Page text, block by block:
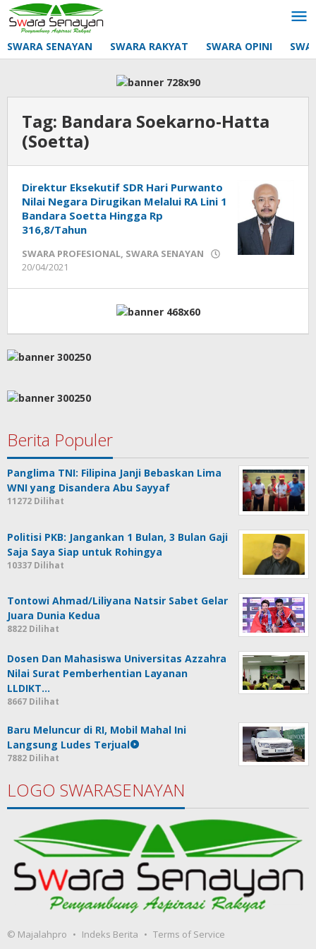
Lewati
ke
konten
SWARA SENAYAN SWARA RAKYAT SWARA OPINI
Tag: Bandara Soekarno-Hatta
(Soetta)
Direktur Eksekutif SDR Hari Purwanto
Nilai Negara Dirugikan Melalui RA Lini 1
Bandara Soetta Hingga Rp
316,8/Tahun
SWARA PROFESIONAL, SWARA SENAYAN
20/04/2021
Berita Populer
Panglima TNI: Filipina Janji Bebaskan Lima
WNI yang Disandera Abu Sayyaf
11272 Dilihat
Politisi PKB: Jangankan 1 Bulan, 3 Bulan Gaji
Saja Saya Siap untuk Rohingya
10337 Dilihat
Tontowi Ahmad/Liliyana Natsir Sabet Gelar
Juara Dunia Kedua
8822 Dilihat
Dosen Dan Mahasiswa Universitas Azzahra
Nilai Surat Pemberhentian Layanan
LLDIKT…
8667 Dilihat
Baru Meluncur di RI, Mobil Mahal Ini
Langsung Ludes Terjual
7882 Dilihat
LOGO SWARASENAYAN
© Majalahpro Indeks Berita Terms of Service